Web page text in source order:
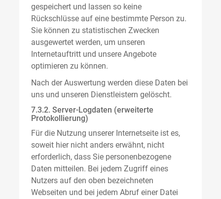
gespeichert und lassen so keine
Rückschlüsse auf eine bestimmte Person zu.
Sie können zu statistischen Zwecken
ausgewertet werden, um unseren
Internetauftritt und unsere Angebote
optimieren zu können.
Nach der Auswertung werden diese Daten bei
uns und unseren Dienstleistern gelöscht.
7.3.2. Server-Logdaten (erweiterte
Protokollierung)
Für die Nutzung unserer Internetseite ist es,
soweit hier nicht anders erwähnt, nicht
erforderlich, dass Sie personenbezogene
Daten mitteilen. Bei jedem Zugriff eines
Nutzers auf den oben bezeichneten
Webseiten und bei jedem Abruf einer Datei